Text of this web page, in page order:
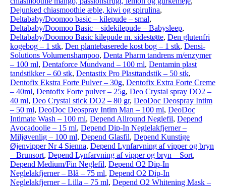
Dejunked chiasmoothie æble, kiwi og spirulina,
Deltababy/Doomoo basic – kilepude – smal,
Deltababy/Doomoo Basic – sidekilepude – Babysleep,
Deltababy/Doomoo Basic kilepude m. sidestøtte, Den glutenfri
kogebog – 1 stk, Den plantebaserede kost bog – 1 stk, Densi-
Solutions Volumenshampoo, Denta Pharm tandrens m/enzymer
– 100 ml, Dentaforce Mundvand – 100 ml, Dentamin plast
tandstikker – 60 stk, Dentastix Pro Plasttandstik – 50 stk,
Dentofix Ekstra Forte Pulver – 30g, Dentofix Extra Forte Creme
– 40ml, Dentofix Forte pulver – 25g, Deo Crystal spray DO2 –
40 ml, Deo Crystal stick DO2 – 80 gr, DeoDoc Deospray Intim
– 50 ml, DeoDoc Deospray Intim Man – 100 ml, DeoDoc
Intimate Wash – 100 ml, Depend Allround Neglefil, Depend
Avocadoolie – 15 ml, Depend Dip-In Neglelakfjerner –
Miljøvenlig – 100 ml, Depend Glasfil, Depend Kunstige
Øjenvipper Nr 4 Sienna, Depend Lynfarvning af vipper og bryn
– Brunsort, Depend Lynfarvning af vipper og bryn – Sort,
Depend Medium/Fin Neglefil, Depend O2 Dip-In
Neglelakfjerner – Blå – 75 ml, Depend O2 Dip-In
Neglelakfjerner – Lilla – 75 ml, Depend O2 Whitening Mask –